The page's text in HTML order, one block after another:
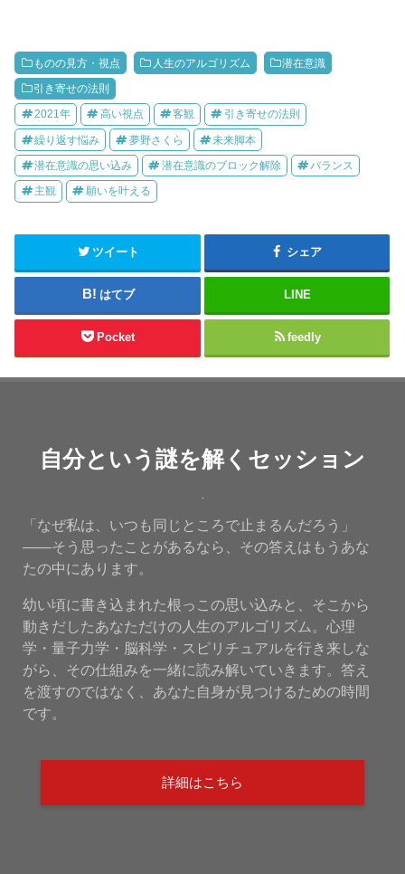
ものの見方・視点 人生のアルゴリズム 潜在意識
引き寄せの法則
2021年 高い視点 客観 引き寄せの法則
繰り返す悩み 夢野さくら 未来脚本
潜在意識の思い込み 潜在意識のブロック解除 バランス
主観 願いを叶える
ツイート シェア
はてブ LINE
Pocket feedly
自分という謎を解くセッション
「なぜ私は、いつも同じところで止まるんだろう」
——そう思ったことがあるなら、その答えはもうあな
たの中にあります。
幼い頃に書き込まれた根っこの思い込みと、そこから
動きだしたあなただけの人生のアルゴリズム。心理
学・量子力学・脳科学・スピリチュアルを行き来しな
がら、その仕組みを一緒に読み解いていきます。答え
を渡すのではなく、あなた自身が見つけるための時間
です。
詳細はこちら